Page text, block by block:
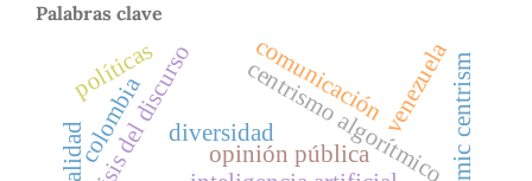
Palabras clave
análisis del discurso centrismo algorítmico
opinión pública
diversidad
realidadcolombia venezuela
políticas comunicación